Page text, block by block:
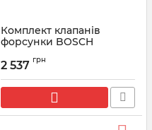
Комплект клапанів
форсунки BOSCH
F00VC01054
Артикул: F00VC01054
2 537 грн